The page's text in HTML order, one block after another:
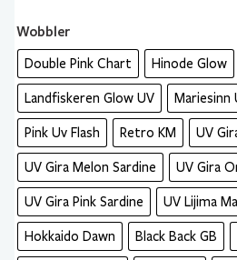
Wobbler
Double Pink Chart Hinode Glow
Landfiskeren Glow UV Mariesinn
Pink Uv Flash Retro KM UV
UV Gira Melon Sardine UV Gira
UV Gira Pink Sardine UV Lijima
Hokkaido Dawn Black Back GB